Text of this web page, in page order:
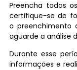
Preencha todos
certifique-se de
o preenchimento
aguarde a análise
Durante esse
informações e